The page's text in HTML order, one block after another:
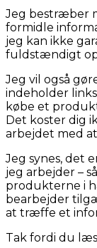
Jeg bestræber
formidle
jeg kan ikke
fuldstændigt
Jeg vil også
indeholder
købe et
Det koster dig
arbejdet med
Jeg synes, det
jeg arbejder –
produkterne i
bearbejder
at træffe et
Tak fordi du